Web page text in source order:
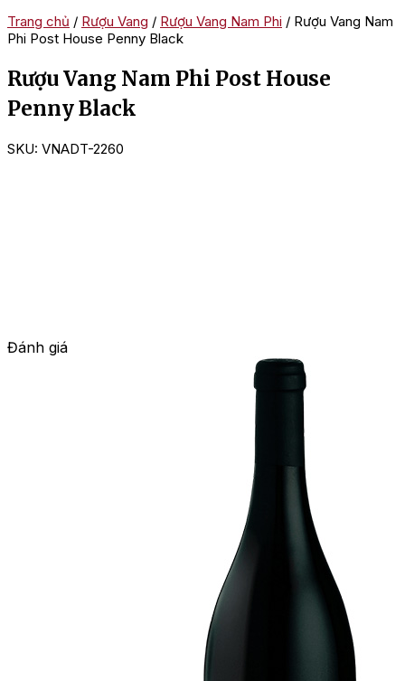
Trang chủ / Rượu Vang / Rượu Vang Nam Phi / Rượu Vang Nam
Phi Post House Penny Black
Rượu Vang Nam Phi Post House
Penny Black
SKU: VNADT-2260
Đánh giá